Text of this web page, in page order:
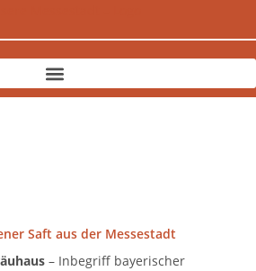
Saft aus der Messestadt
– Inbegriff bayerischer